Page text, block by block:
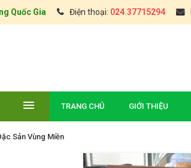
Quốc Gia Điện thoại: 024.37715294
TRANG CHỦ GIỚI THIỆU
Sản Vùng Miền